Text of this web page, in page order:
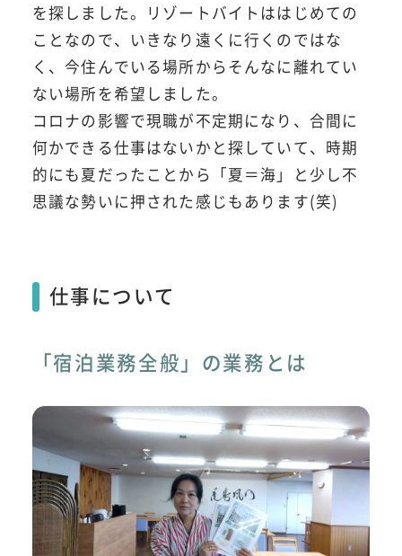
を探しました。リゾートバイトははじめての
ことなので、いきなり遠くに行くのではな
く、今住んでいる場所からそんなに離れてい
ない場所を希望しました。
コロナの影響で現職が不定期になり、合間に
何かできる仕事はないかと探していて、時期
的にも夏だったことから「夏＝海」と少し不
思議な勢いに押された感じもあります(笑)
仕事について
「宿泊業務全般」の業務とは